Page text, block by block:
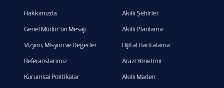
Hakkımızda
Genel Müdür'ün Mesajı
Vizyon, Misyon ve Değerler
Referanslarımız
Kurumsal Politikalar
Akıllı Şehirler
Akıllı Planlama
Dijital Haritalama
Arazi Yönetimi
Akıllı Maden